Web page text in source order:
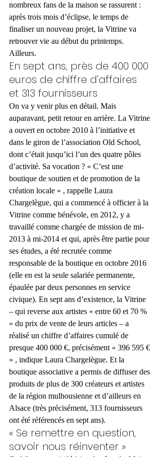
nombreux fans de la maison se rassurent :
après trois mois d’éclipse, le temps de
finaliser un nouveau projet, la Vitrine va
retrouver vie au début du printemps.
Ailleurs.
En sept ans, près de 400 000
euros de chiffre d’affaires
et 313 fournisseurs
On va y venir plus en détail. Mais
auparavant, petit retour en arrière. La Vitrine
a ouvert en octobre 2010 à l’initiative et
dans le giron de l’association Old School,
dont c’était jusqu’ici l’un des quatre pôles
d’activité. Sa vocation ? « C’est une
boutique de soutien et de promotion de la
création locale » , rappelle Laura
Chargelègue, qui a commencé à officier à la
Vitrine comme bénévole, en 2012, y a
travaillé comme chargée de mission de mi-
2013 à mi-2014 et qui, après être partie pour
ses études, a été recrutée comme
responsable de la boutique en octobre 2016
(elle en est la seule salariée permanente,
épaulée par deux personnes en service
civique). En sept ans d’existence, la Vitrine
– qui reverse aux artistes « entre 60 et 70 %
» du prix de vente de leurs articles – a
réalisé un chiffre d’affaires cumulé de
presque 400 000 €, précisément « 396 595 €
» , indique Laura Chargelègue. Et la
boutique associative a permis de diffuser des
produits de plus de 300 créateurs et artistes
de la région mulhousienne et d’ailleurs en
Alsace (très précisément, 313 fournisseurs
ont été référencés en sept ans).
« Se remettre en question,
savoir nous réinventer »